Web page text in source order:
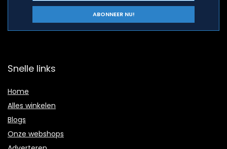
Snelle links
Home
Alles winkelen
Blogs
Onze webshops